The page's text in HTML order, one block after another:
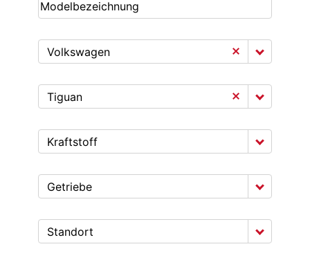
Volkswagen
Tiguan
Kraftstoff
Getriebe
Standort